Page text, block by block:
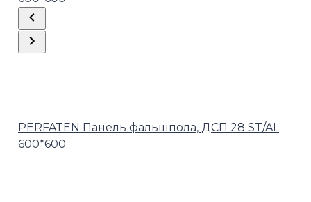
PERFATEN Панель фальшпола, ДСП 28 ST/AL
600*600